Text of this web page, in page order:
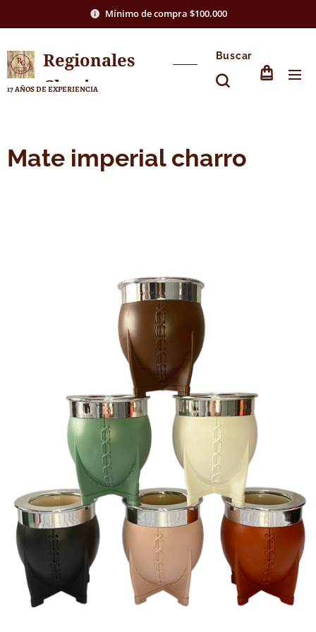
Mínimo de compra $100.000
Regionales
Chasico
17 AÑOS DE EXPERIENCIA
Buscar
Mate imperial charro